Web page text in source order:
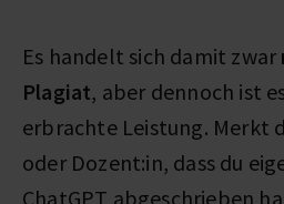
Es handelt sich damit zwar
Plagiat, aber dennoch ist
erbrachte Leistung. Merkt
oder Dozent:in, dass du
ChatGPT abgeschrieben